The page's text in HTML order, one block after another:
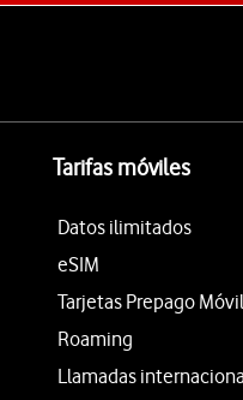
Tarifas móviles
Datos ilimitados
eSIM
Tarjetas Prepago Móvil
Roaming
Llamadas